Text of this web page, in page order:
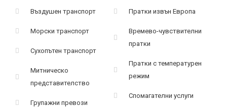
Въздушен транспорт
Морски транспорт
Сухопътен транспорт
Митническо
представителство
Групажни превози
Пратки извън Европа
Времево-чувствителни
пратки
Пратки с температурен
режим
Спомагателни услуги